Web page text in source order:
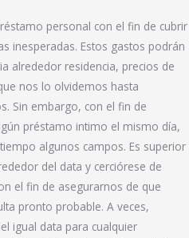
personal con el fin de cubrir
inesperadas. Estos gastos podrán
alrededor residencia, precios de
nos lo olvidemos hasta
Sin embargo, con el fin de
préstamo intimo el mismo día,
algunos campos. Es superior
del data y cerciórese de
el fin de asegurarnos de que
pronto probable. A veces,
igual data para cualquier